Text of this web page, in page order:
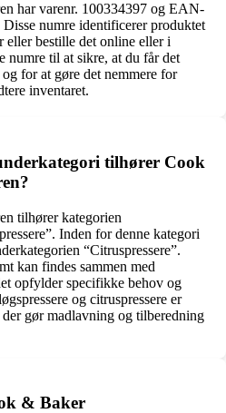
har varenr. 100334397 og EAN-
numre identificerer produktet
eller bestille det online eller i
numre til at sikre, at du får det
for at gøre det nemmere for
inventaret.
tilhører Cook
tilhører kategorien
Inden for denne kategori
“Citruspressere”.
kan findes sammen med
opfylder specifikke behov og
og citruspressere er
gør madlavning og tilberedning
& Baker